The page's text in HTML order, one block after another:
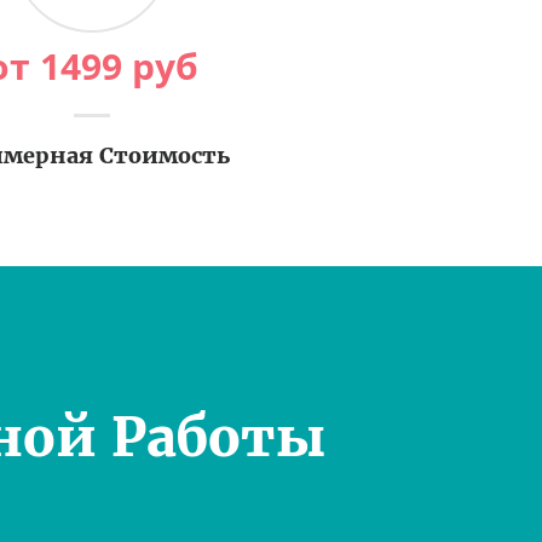
1499 руб
Стоимость
Работы